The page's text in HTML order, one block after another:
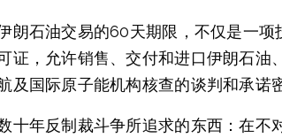
朗石油交易的60天期限，不仅是一
证，允许销售、交付和进口伊朗石
及国际原子能机构核查的谈判和承诺
十年反制裁斗争所追求的东西：在